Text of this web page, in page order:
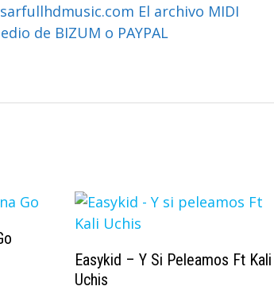
El archivo MIDI
de BIZUM o PAYPAL
Easykid – Y Si Peleamos Ft Kali
Uchis